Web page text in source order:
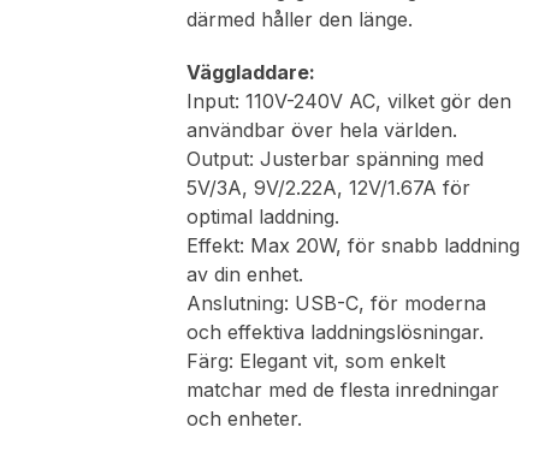
därmed håller den länge.
Väggladdare:
Input: 110V-240V AC, vilket gör den
användbar över hela världen.
Output: Justerbar spänning med
5V/3A, 9V/2.22A, 12V/1.67A för
optimal laddning.
Effekt: Max 20W, för snabb laddning
av din enhet.
Anslutning: USB-C, för moderna
och effektiva laddningslösningar.
Färg: Elegant vit, som enkelt
matchar med de flesta inredningar
och enheter.